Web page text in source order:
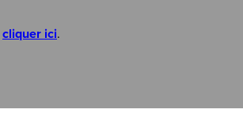
cliquer ici.